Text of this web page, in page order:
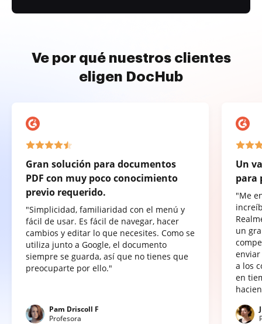
Ve por qué nuestros clientes
eligen DocHub
Gran solución para documentos
PDF con muy poco conocimiento
previo requerido.
"Simplicidad, familiaridad con el menú y
fácil de usar. Es fácil de navegar, hacer
cambios y editar lo que necesites. Como se
utiliza junto a Google, el documento
siempre se guarda, así que no tienes que
preocuparte por ello."
Pam Driscoll F
Profesora
Un
para
"Me
un
a los
en